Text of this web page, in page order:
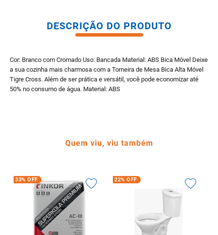
DESCRIÇÃO DO PRODUTO
Cor: Branco com Cromado Uso: Bancada Material: ABS Bica Móvel Deixe
a sua cozinha mais charmosa com a Torneira de Mesa Bica Alta Móvel
Tigre Cross. Além de ser prática e versátil, você pode economizar até
50% no consumo de água. Material: ABS
Quem viu, viu também
33% OFF 22% OFF